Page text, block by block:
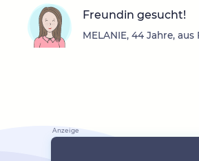
Freundin gesucht!
MELANIE, 44 Jahre,